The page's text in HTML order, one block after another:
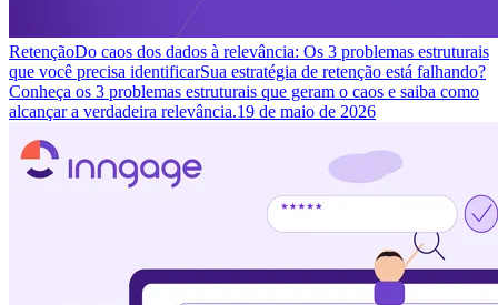
RetençãoDo caos dos dados à relevância: Os 3 problemas estruturais
que você precisa identificarSua estratégia de retenção está falhando?
Conheça os 3 problemas estruturais que geram o caos e saiba como
alcançar a verdadeira relevância.19 de maio de 2026